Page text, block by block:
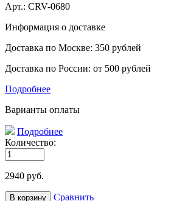
Арт.: CRV-0680
Информация о доставке
Доставка по Москве: 350 рублей
Доставка по России: от 500 рублей
Подробнее
Варианты оплаты
Подробнее
Количество:
2940 руб.
Сравнить